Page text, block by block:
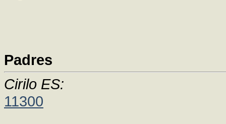
Padres
Cirilo ES:
11300